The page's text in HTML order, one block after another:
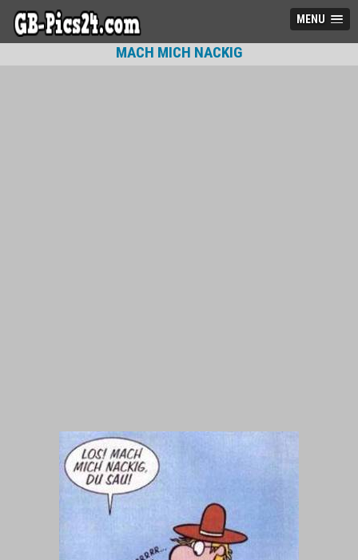
MENU
MACH MICH NACKIG